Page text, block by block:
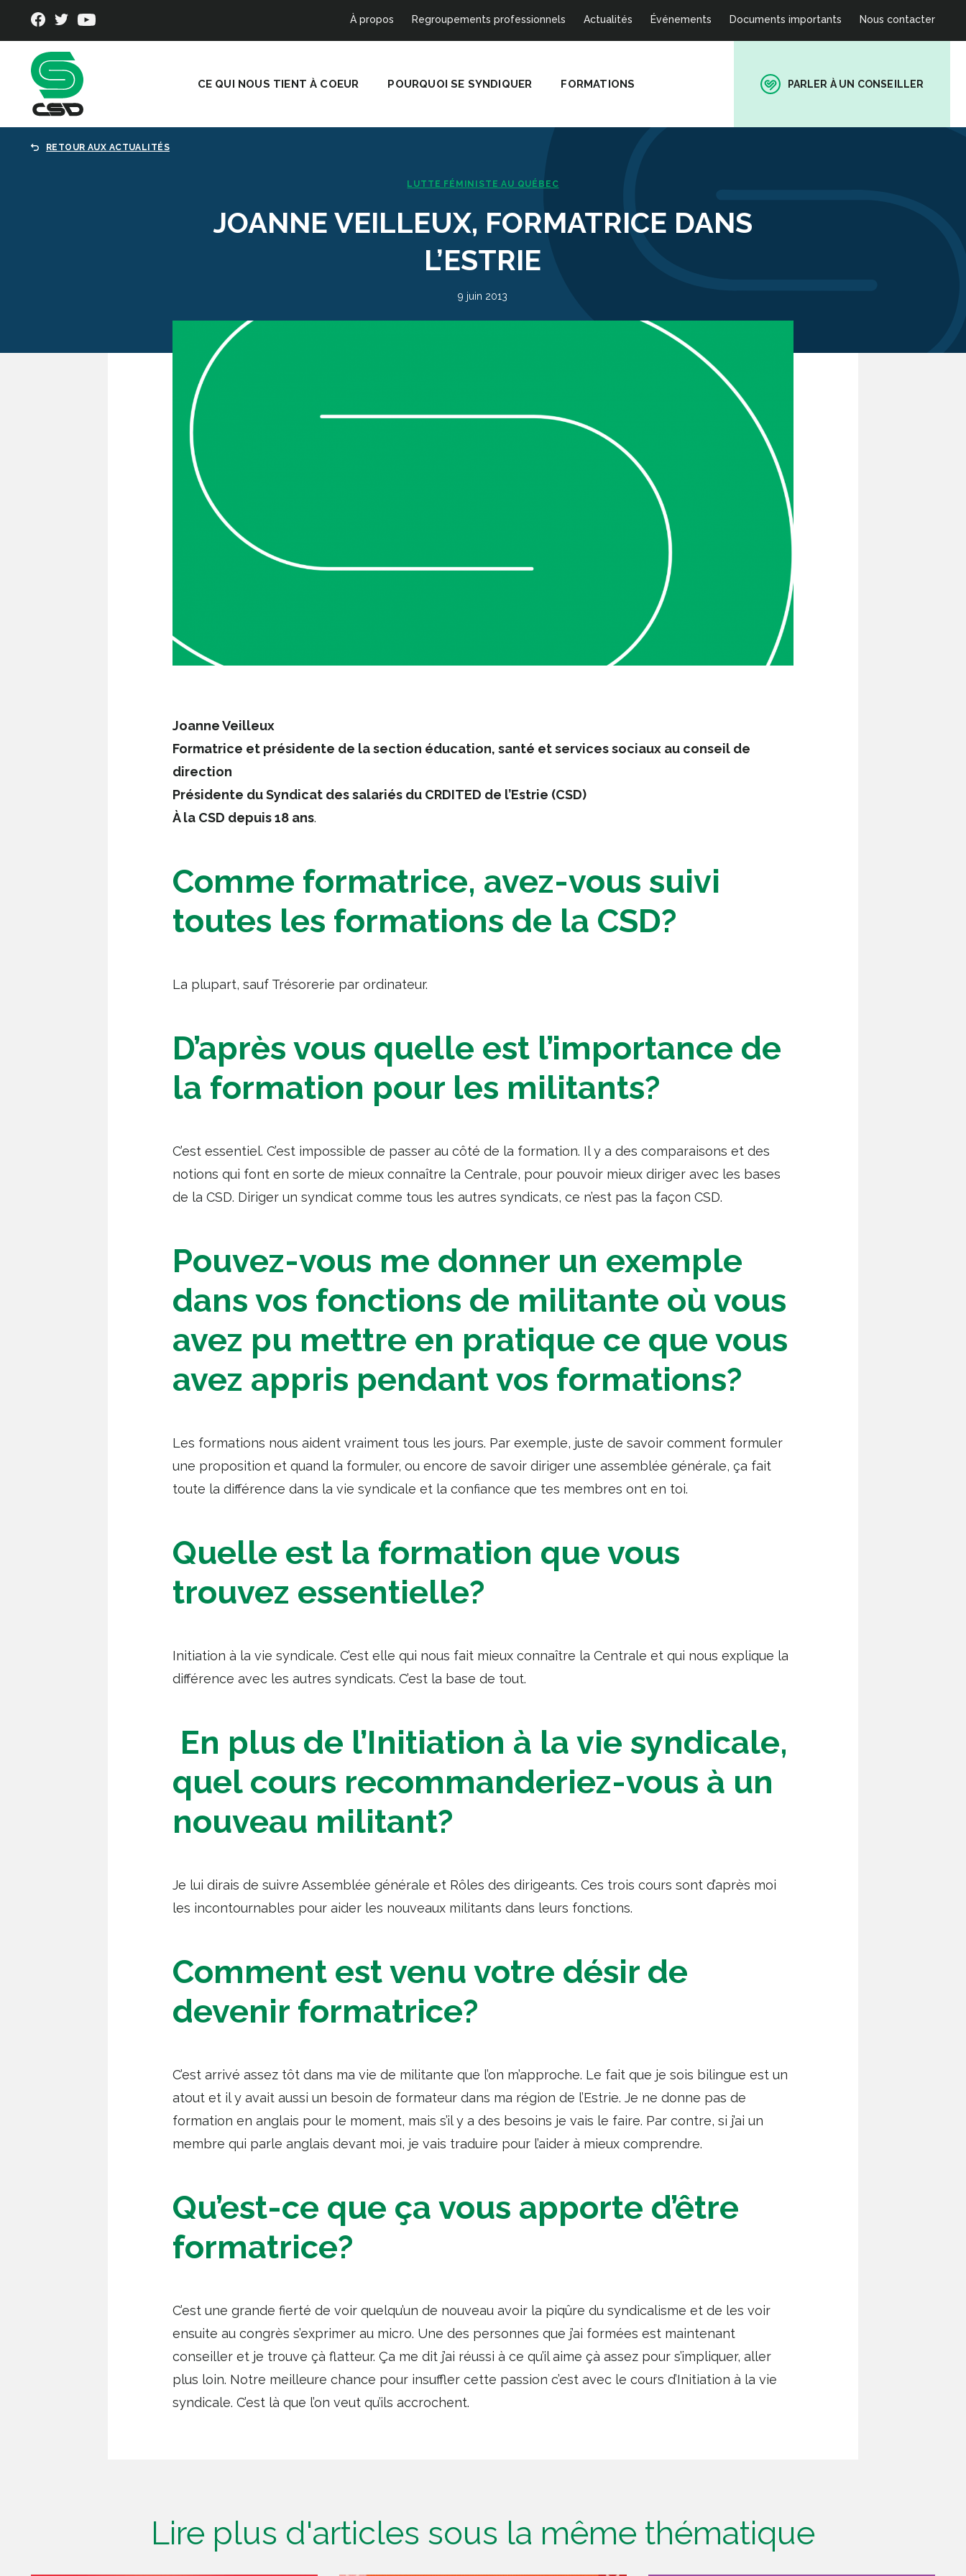
À propos Regroupements professionnels Actualités Événements Documents importants Nous contacter
CE QUI NOUS TIENT À COEUR POURQUOI SE SYNDIQUER FORMATIONS PARLER À UN CONSEILLER
RETOUR AUX ACTUALITÉS
LUTTE FÉMINISTE AU QUÉBEC
JOANNE VEILLEUX, FORMATRICE DANS
L’ESTRIE
9 juin 2013
Joanne Veilleux
Formatrice et présidente de la section éducation, santé et services sociaux au conseil de
direction
Présidente du Syndicat des salariés du CRDITED de l’Estrie (CSD)
À la CSD depuis 18 ans.
Comme formatrice, avez-vous suivi
toutes les formations de la CSD?
La plupart, sauf Trésorerie par ordinateur.
D’après vous quelle est l’importance de
la formation pour les militants?
C’est essentiel. C’est impossible de passer au côté de la formation. Il y a des comparaisons et des
notions qui font en sorte de mieux connaître la Centrale, pour pouvoir mieux diriger avec les bases
de la CSD. Diriger un syndicat comme tous les autres syndicats, ce n’est pas la façon CSD.
Pouvez-vous me donner un exemple
dans vos fonctions de militante où vous
avez pu mettre en pratique ce que vous
avez appris pendant vos formations?
Les formations nous aident vraiment tous les jours. Par exemple, juste de savoir comment formuler
une proposition et quand la formuler, ou encore de savoir diriger une assemblée générale, ça fait
toute la différence dans la vie syndicale et la confiance que tes membres ont en toi.
Quelle est la formation que vous
trouvez essentielle?
Initiation à la vie syndicale. C’est elle qui nous fait mieux connaître la Centrale et qui nous explique la
différence avec les autres syndicats. C’est la base de tout.
En plus de l’Initiation à la vie syndicale,
quel cours recommanderiez-vous à un
nouveau militant?
Je lui dirais de suivre Assemblée générale et Rôles des dirigeants. Ces trois cours sont d’après moi
les incontournables pour aider les nouveaux militants dans leurs fonctions.
Comment est venu votre désir de
devenir formatrice?
C’est arrivé assez tôt dans ma vie de militante que l’on m’approche. Le fait que je sois bilingue est un
atout et il y avait aussi un besoin de formateur dans ma région de l’Estrie. Je ne donne pas de
formation en anglais pour le moment, mais s’il y a des besoins je vais le faire. Par contre, si j’ai un
membre qui parle anglais devant moi, je vais traduire pour l’aider à mieux comprendre.
Qu’est-ce que ça vous apporte d’être
formatrice?
C’est une grande fierté de voir quelqu’un de nouveau avoir la piqûre du syndicalisme et de les voir
ensuite au congrès s’exprimer au micro. Une des personnes que j’ai formées est maintenant
conseiller et je trouve çà flatteur. Ça me dit j’ai réussi à ce qu’il aime çà assez pour s’impliquer, aller
plus loin. Notre meilleure chance pour insuffler cette passion c’est avec le cours d’Initiation à la vie
syndicale. C’est là que l’on veut qu’ils accrochent.
Lire plus d'articles sous la même thématique